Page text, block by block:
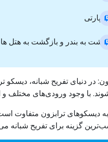
پارتی
به بندر و بازگشت به هتل ها
در دنیای تفریح شبانه،
با وجود ورودی‌های مختلف و
دیسکوهای ترابزون متفاوت
گزینه برای تفریح شبانه